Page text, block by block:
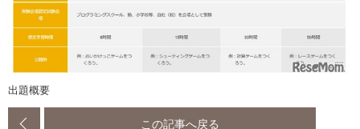
出題概要
この記事へ戻る